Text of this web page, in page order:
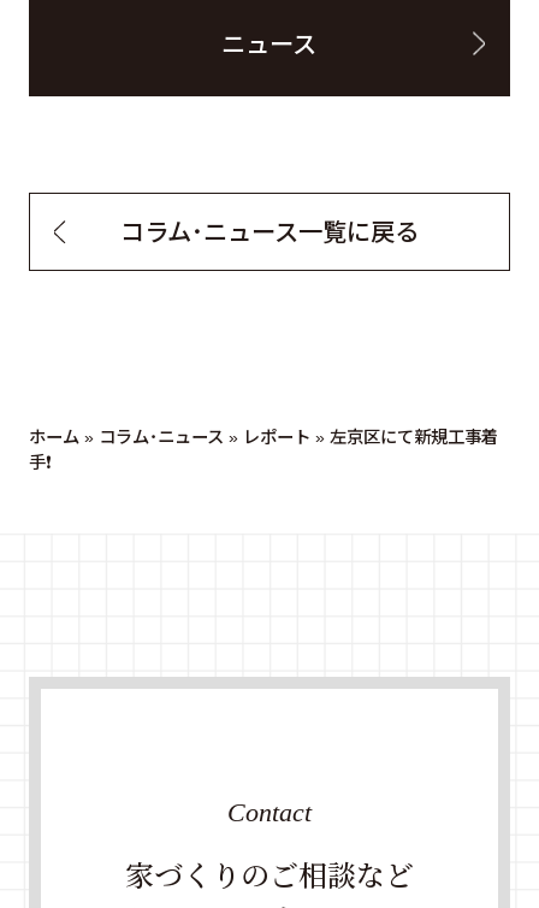
ニュース
コラム・ニュース一覧に戻る
ホーム » コラム・ニュース » レポート » 左京区にて新規工事着
手❗️
家づくりのご相談など
Contact